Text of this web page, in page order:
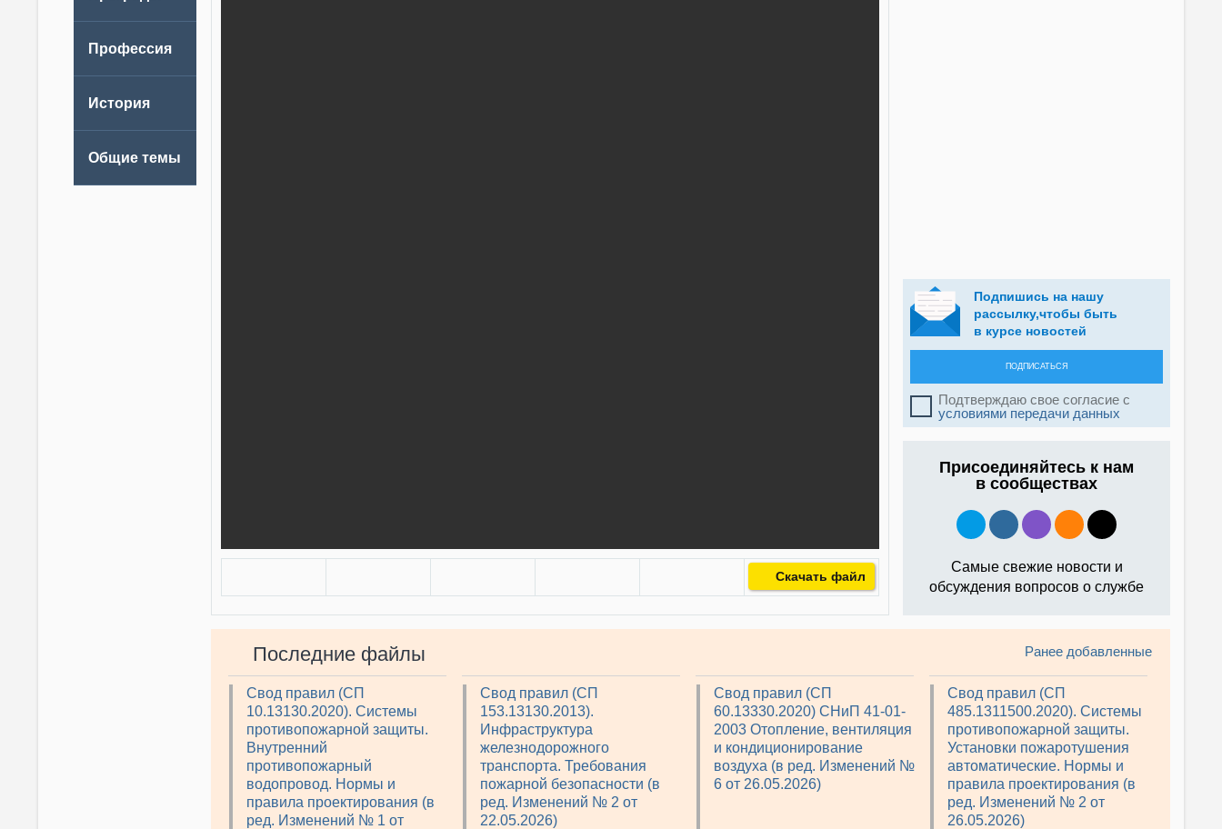
Скачать файл
Подпишись на нашу
рассылку,чтобы быть
в курсе новостей
ПОДПИСАТЬСЯ
Подтверждаю свое согласие с
условиями передачи данных
Присоединяйтесь к нам
в сообществах
Самые свежие новости и
обсуждения вопросов о службе
Последние файлы
Свод правил (СП
10.13130.2020). Системы
противопожарной защиты.
Внутренний
противопожарный
водопровод. Нормы и
правила проектирования (в
ред. Изменений № 1 от
Свод правил (СП
153.13130.2013).
Инфраструктура
железнодорожного
транспорта. Требования
пожарной безопасности (в
ред. Изменений № 2 от
22.05.2026)
Свод правил (СП
60.13330.2020) СНиП 41-01-
2003 Отопление, вентиляция
и кондиционирование
воздуха (в ред. Изменений №
6 от 26.05.2026)
Свод правил (СП
485.1311500.2020). Системы
противопожарной защиты.
Установки пожаротушения
автоматические. Нормы и
правила проектирования (в
ред. Изменений № 2 от
26.05.2026)
Ранее добавленные